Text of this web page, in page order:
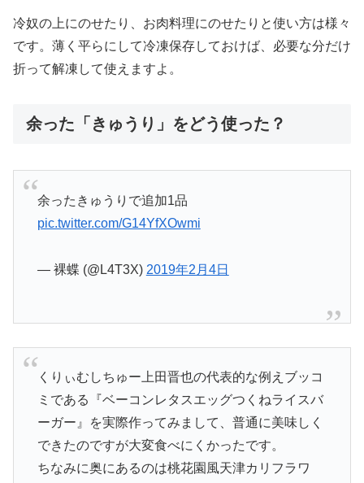
冷奴の上にのせたり、お肉料理にのせたりと使い方は様々
です。薄く平らにして冷凍保存しておけば、必要な分だけ
折って解凍して使えますよ。
余った「きゅうり」をどう使った？
余ったきゅうりで追加1品
pic.twitter.com/G14YfXOwmi
— 裸蝶 (@L4T3X) 2019年2月4日
くりぃむしちゅー上田晋也の代表的な例えブッコ
ミである『ベーコンレタスエッグつくねライスバ
ーガー』を実際作ってみまして、普通に美味しく
できたのですが大変食べにくかったです。
ちなみに奥にあるのは桃花園風天津カリフラワ